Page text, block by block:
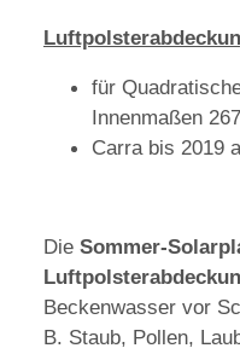
für
Innenmaßen
Carra bis 2019
Die Sommer-
Beckenwasser vor
B. Staub, Pollen,